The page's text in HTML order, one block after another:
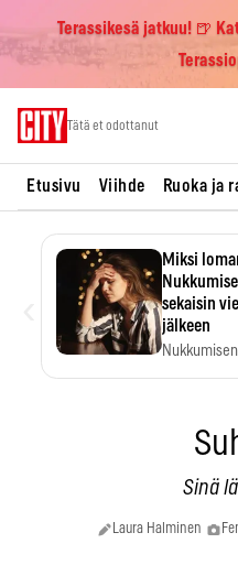
Terassikesä jatkuu! 🍺
Tätä et odottanut
Etusivu Viihde Ruoka ja
Miksi
sekaisin
jälkeen
Sinä
Laura Halminen